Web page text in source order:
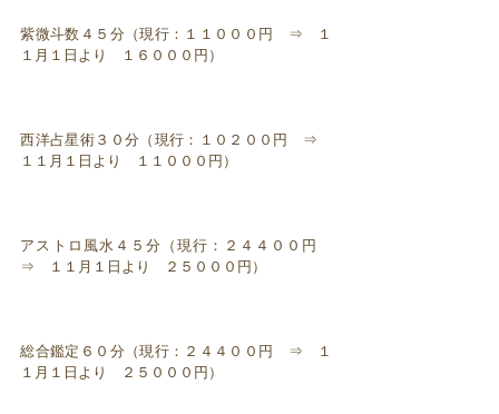
紫微斗数４５分（現行：１１０００円 ⇒ １
１月１日より １６０００円）
西洋占星術３０分（現行：１０２００円 ⇒
１１月１日より １１０００円）
アストロ風水４５分（現行：２４４００円
⇒ １１月１日より ２５０００円）
総合鑑定６０分（現行：２４４００円 ⇒ １
１月１日より ２５０００円）